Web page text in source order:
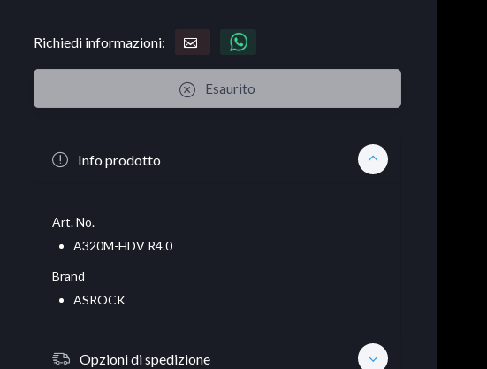
Richiedi informazioni:
Esaurito
Info prodotto
Art. No.
A320M-HDV R4.0
Brand
ASROCK
Opzioni di spedizione